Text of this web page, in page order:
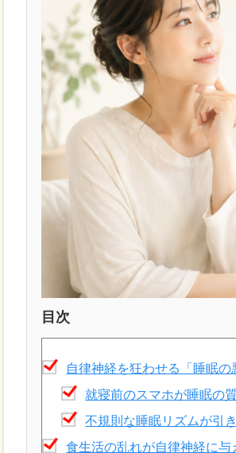
目次
自律神経を狂わせる「睡眠
就寝前のスマホが睡眠の
不規則な睡眠リズムが引
食生活の乱れが自律神経に与